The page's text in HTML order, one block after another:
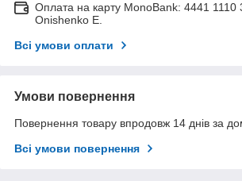
Оплата на карту MonoBank: 4441 1110
Onishenko E.
Всі умови оплати
Умови повернення
Повернення товару впродовж 14 днів за
Всі умови повернення